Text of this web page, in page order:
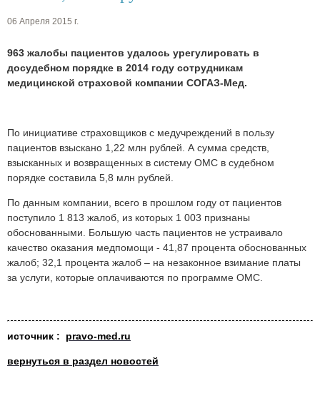
06 Апреля 2015 г.
963 жалобы пациентов удалось урегулировать в
досудебном порядке в 2014 году сотрудникам
медицинской страховой компании СОГАЗ-Мед.
По инициативе страховщиков с медучреждений в пользу
пациентов взыскано 1,22 млн рублей. А сумма средств,
взысканных и возвращенных в систему ОМС в судебном
порядке составила 5,8 млн рублей.
По данным компании, всего в прошлом году от пациентов
поступило 1 813 жалоб, из которых 1 003 признаны
обоснованными. Большую часть пациентов не устраивало
качество оказания медпомощи - 41,87 процента обоснованных
жалоб; 32,1 процента жалоб – на незаконное взимание платы
за услуги, которые оплачиваются по программе ОМС.
источник : pravo-med.ru
вернуться в раздел новостей